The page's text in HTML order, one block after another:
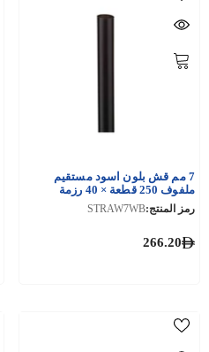
7 مم قش بلون اسود مستقيم
ملفوف 250 قطعة × 40 رزمة
رمز المنتج:STRAW7WB
266.20